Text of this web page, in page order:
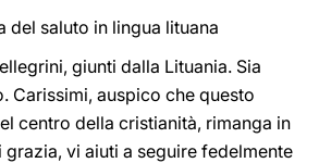
del saluto in lingua lituana
giunti dalla Lituania. Sia
Carissimi, auspico che questo
centro della cristianità, rimanga in
vi aiuti a seguire fedelmente